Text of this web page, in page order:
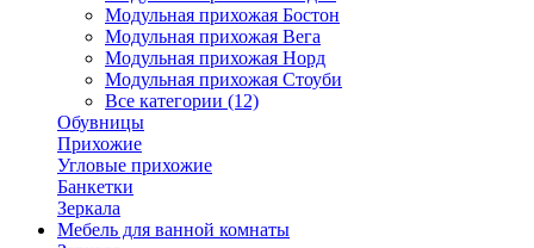
Модульная прихожая Бостон
Модульная прихожая Вега
Модульная прихожая Норд
Модульная прихожая Стоуби
Все категории (12)
Обувницы
Прихожие
Угловые прихожие
Банкетки
Зеркала
Мебель для ванной комнаты